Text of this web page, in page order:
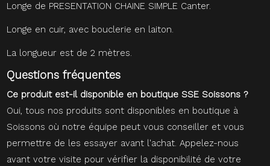
Longe de PRESENTATION CHAINE SIMPLE Canter.
Longe en cuir, avec bouclerie en laiton.
La longueur est de 2 mètres.
Questions fréquentes
Ce produit est-il disponible en boutique SSE Soissons ?
Oui, tous nos produits sont disponibles en boutique à
Soissons où notre équipe peut vous conseiller et vous
permettre de les essayer avant l'achat. Appelez-nous
avant votre visite pour vérifier la disponibilité de votre